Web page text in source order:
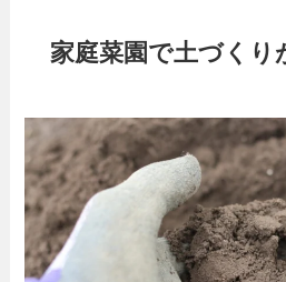
家庭菜園で土づくり